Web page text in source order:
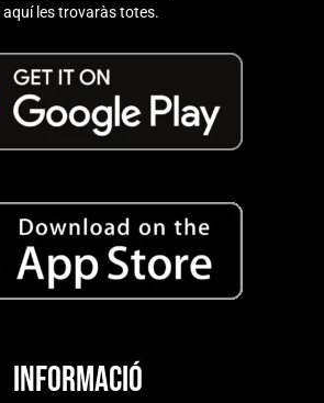
aquí les trovaràs totes.
Informació